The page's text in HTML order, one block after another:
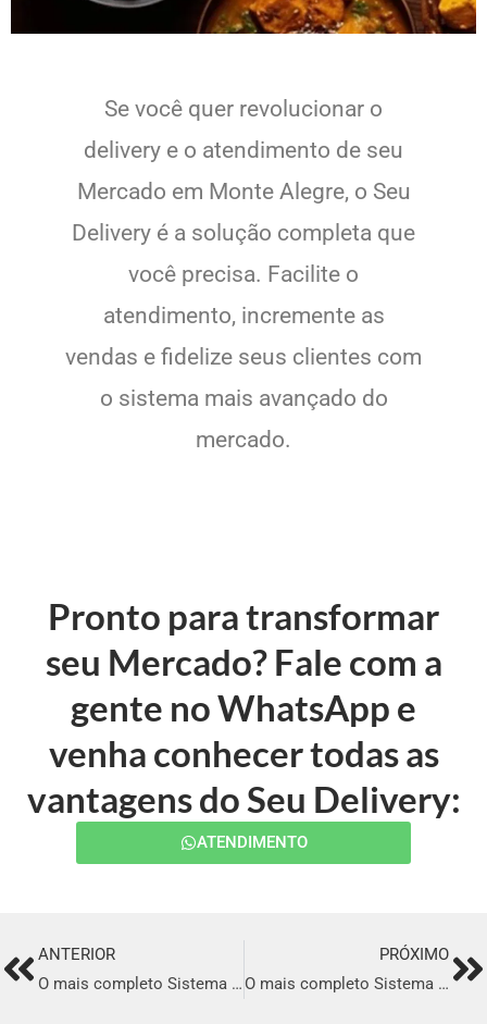
Se você quer revolucionar o
delivery e o atendimento de seu
Mercado em Monte Alegre, o Seu
Delivery é a solução completa que
você precisa. Facilite o
atendimento, incremente as
vendas e fidelize seus clientes com
o sistema mais avançado do
mercado.
Pronto para transformar
seu Mercado? Fale com a
gente no WhatsApp e
venha conhecer todas as
vantagens do Seu Delivery:
ATENDIMENTO
PrevANTERIOR
O mais completo Sistema para Delivery em Rio Bonito
PRÓXIMO
O mais completo Sistema para Delivery em Limoeiro